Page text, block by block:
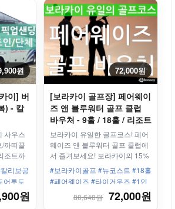
라카이여행 #보라카이맞춤투어
#필리핀가이드 #보라카이현지가
이드
원
이] 버
) - 칼
사우스
까띠끌
조트까
, 안전
.
리보공
어투도
용보트 #
#30년원
72,000원
[보라카이 골프장] 페어웨이
즈 앤 블루워터 골프 클럽
바우처 - 9홀 / 18홀 / 리조트
픽업드롭/골프채 선택 가능
보라카이 유일한 골프코스! 페어
웨이즈 앤 블루워터 골프 클럽에
서 즐겨보세요! 보라카이의 15%
의 면적을 골프장으로 사용하는
리조트!
#보라카이골프 #뉴코스트 #18홀
#페어웨이즈 #타이거우즈 #1인
80,640원 72,000원